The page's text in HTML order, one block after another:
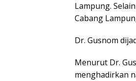
Lampung.
Cabang
Dr. Gusnom
Menurut Dr.
menghadirkan